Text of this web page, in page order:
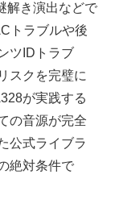
解き演出などで
トラブルや後
ツIDトラブ
スクを完璧に
が実践する
の音源が完全
公式ライブラ
絶対条件で